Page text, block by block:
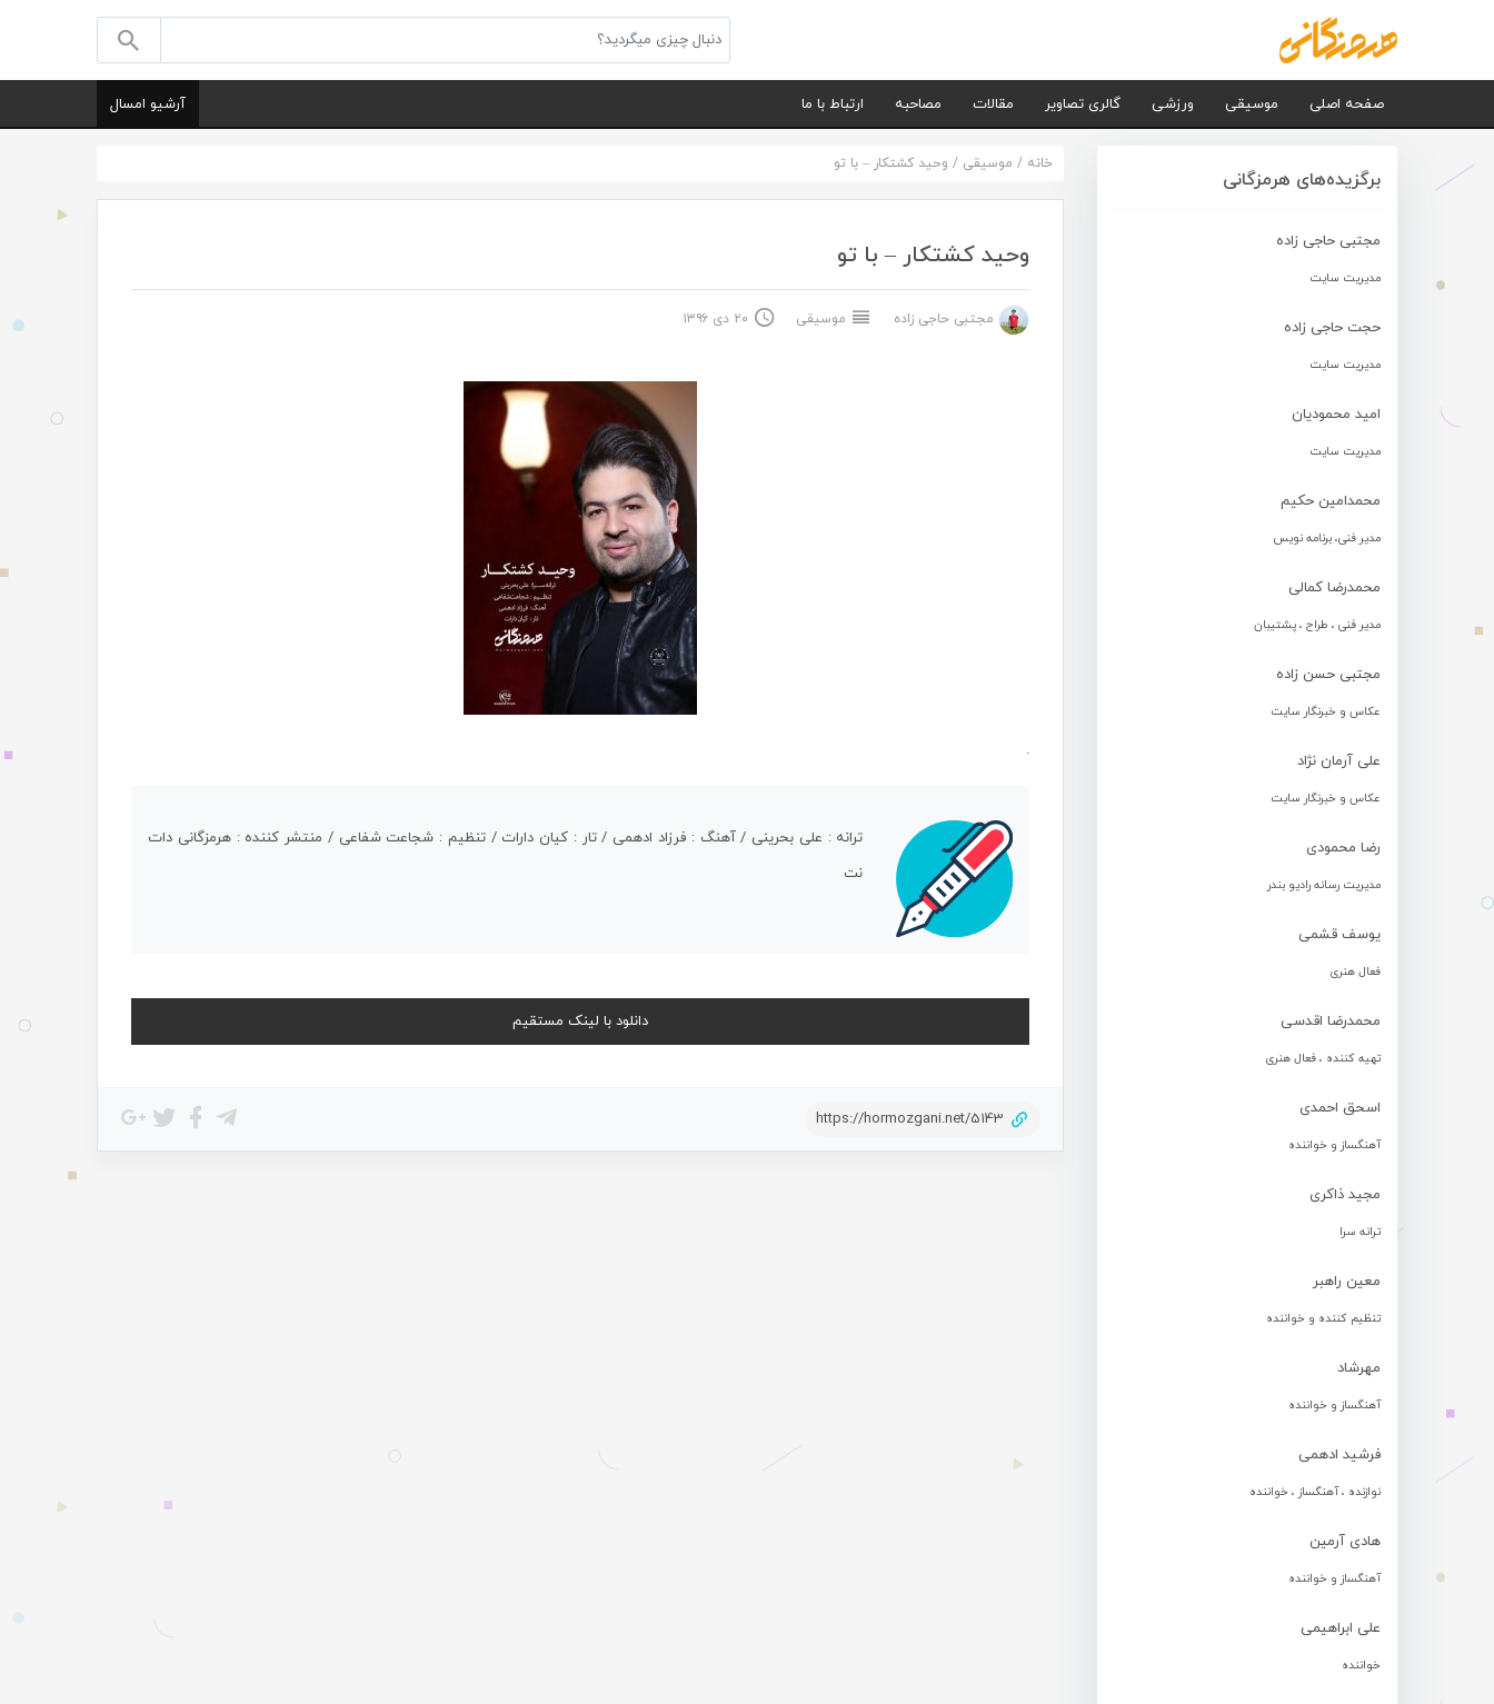
صفحه اصلی موسیقی ورزشی گالری تصاویر مقالات مصاحبه ارتباط با ما آرشیو امسال
برگزیده‌های هرمزگانی
مجتبی حاجی زاده
مدیریت سایت
حجت حاجی زاده
مدیریت سایت
امید محمودیان
مدیریت سایت
محمدامین حکیم
مدیر فنی، برنامه نویس
محمدرضا کمالی
مدیر فنی ، طراح ، پشتیبان
مجتبی حسن زاده
عکاس و خبرنگار سایت
علی آرمان نژاد
عکاس و خبرنگار سایت
رضا محمودی
مدیریت رسانه رادیو بندر
یوسف قشمی
فعال هنری
محمدرضا اقدسی
تهیه کننده ، فعال هنری
اسحق احمدی
آهنگساز و خواننده
مجید ذاکری
ترانه سرا
معین راهبر
تنظیم کننده و خواننده
مهرشاد
آهنگساز و خواننده
فرشید ادهمی
نوازنده ، آهنگساز ، خواننده
هادی آرمین
آهنگساز و خواننده
علی ابراهیمی
خواننده
خانه / موسیقی / وحید کشتکار – با تو
وحید کشتکار – با تو
مجتبی حاجی زاده موسیقی ۲۰ دی ۱۳۹۶
.
ترانه : علی بحرینی / آهنگ : فرزاد ادهمی / تار : کیان دارات / تنظیم : شجاعت شفاعی / منتشر کننده : هرمزگانی دات
نت
دانلود با لینک مستقیم
https://hormozgani.net/5143